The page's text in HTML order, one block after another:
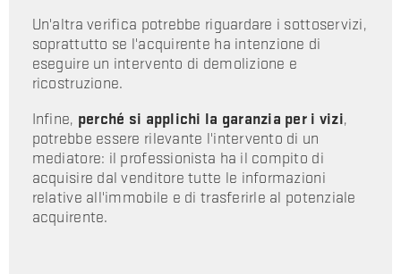
Un'altra verifica potrebbe riguardare i sottoservizi,
soprattutto se l'acquirente ha intenzione di
eseguire un intervento di demolizione e
ricostruzione.
Infine, perché si applichi la garanzia per i vizi,
potrebbe essere rilevante l'intervento di un
mediatore: il professionista ha il compito di
acquisire dal venditore tutte le informazioni
relative all'immobile e di trasferirle al potenziale
acquirente.